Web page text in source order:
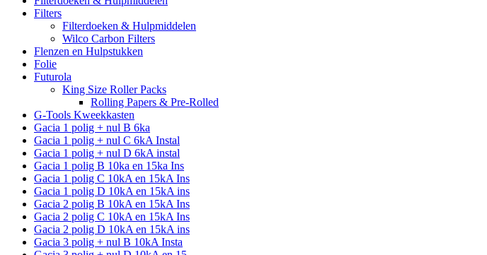
Filters
Filterdoeken & Hulpmiddelen
Wilco Carbon Filters
Flenzen en Hulpstukken
Folie
Futurola
King Size Roller Packs
Rolling Papers & Pre-Rolled
G-Tools Kweekkasten
Gacia 1 polig + nul B 6ka
Gacia 1 polig + nul C 6kA Instal
Gacia 1 polig + nul D 6kA instal
Gacia 1 polig B 10ka en 15ka Ins
Gacia 1 polig C 10kA en 15kA Ins
Gacia 1 polig D 10kA en 15kA ins
Gacia 2 polig B 10kA en 15kA Ins
Gacia 2 polig C 10kA en 15kA Ins
Gacia 2 polig D 10kA en 15kA ins
Gacia 3 polig + nul B 10kA Insta